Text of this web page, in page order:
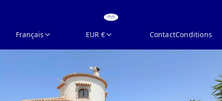
Français EUR € ContactConditions